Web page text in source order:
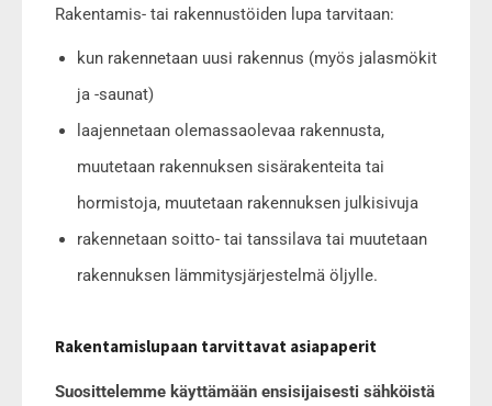
Rakentamis- tai rakennustöiden lupa tarvitaan:
kun rakennetaan uusi rakennus (myös jalasmökit
ja -saunat)
laajennetaan olemassaolevaa rakennusta,
muutetaan rakennuksen sisärakenteita tai
hormistoja, muutetaan rakennuksen julkisivuja
rakennetaan soitto- tai tanssilava tai muutetaan
rakennuksen lämmitysjärjestelmä öljylle.
Rakentamislupaan tarvittavat asiapaperit
Suosittelemme käyttämään ensisijaisesti sähköistä